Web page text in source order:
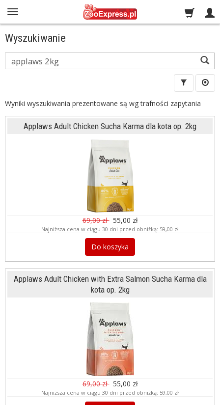
Wyszukiwanie
Wyszukaj
Wyniki wyszukiwania prezentowane są wg trafności zapytania
Applaws Adult Chicken Sucha Karma dla kota op. 2kg
69,00 zł 55,00 zł
Najniższa cena w ciągu 30 dni przed obniżką: 59,00 zł
Do koszyka
Applaws Adult Chicken with Extra Salmon Sucha Karma dla
kota op. 2kg
69,00 zł 55,00 zł
Najniższa cena w ciągu 30 dni przed obniżką: 59,00 zł